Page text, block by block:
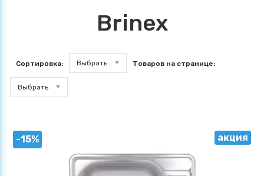
Brinex
Сортировка: Выбрать Товаров на странице:
Выбрать
-15% акция